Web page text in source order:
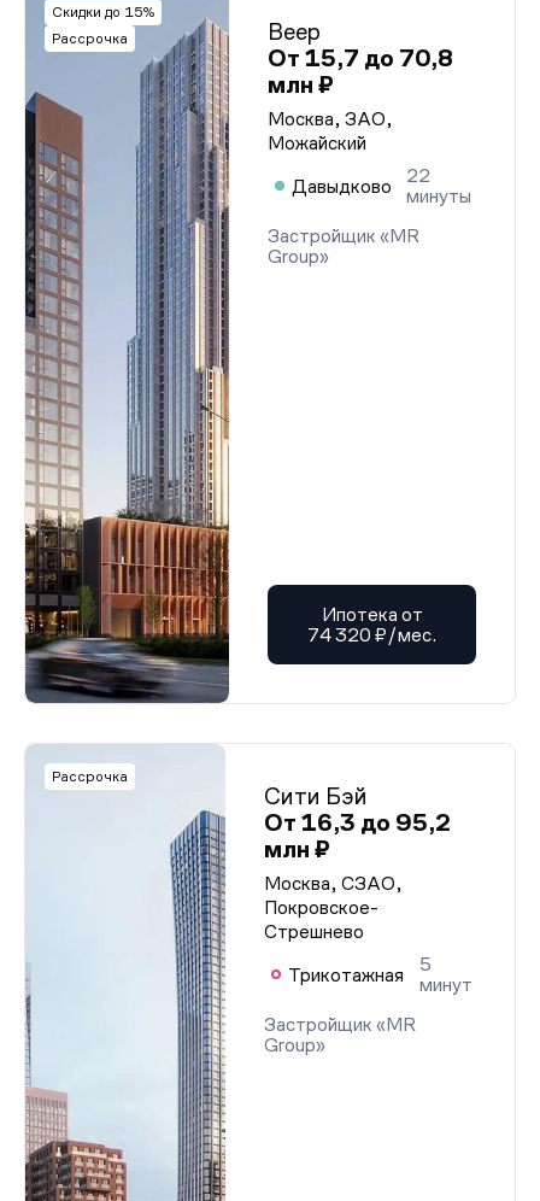
Скидки до 15%
Рассрочка
Веер
От 15,7 до 70,8
млн ₽
Москва, ЗАО,
Можайский
Давыдково
22
минуты
Застройщик «MR
Group»
Ипотека от
74 320 ₽/мес.
Рассрочка
Сити Бэй
От 16,3 до 95,2
млн ₽
Москва, СЗАО,
Покровское-
Стрешнево
Трикотажная
5
минут
Застройщик «MR
Group»